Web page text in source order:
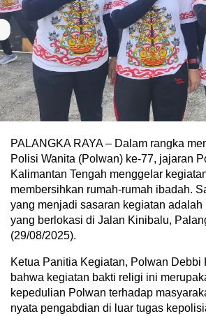
PALANGKA RAYA – Dalam rangka
Polisi Wanita (Polwan) ke-77, jajaran
Kalimantan Tengah menggelar
membersihkan rumah-rumah ibadah.
yang menjadi sasaran kegiatan adalah
yang berlokasi di Jalan Kinibalu,
(29/08/2025).
Ketua Panitia Kegiatan, Polwan Debbi
bahwa kegiatan bakti religi ini
kepedulian Polwan terhadap
nyata pengabdian di luar tugas